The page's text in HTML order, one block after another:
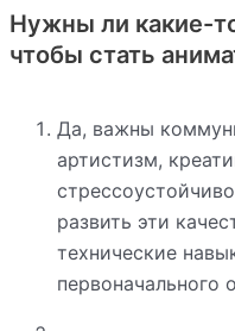
Нужны ли какие-
чтобы стать
Да, важны
артистизм,
развить эти
технические
первоначального